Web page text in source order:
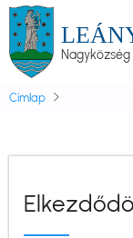
Ugrás
tartalomra
Címlap